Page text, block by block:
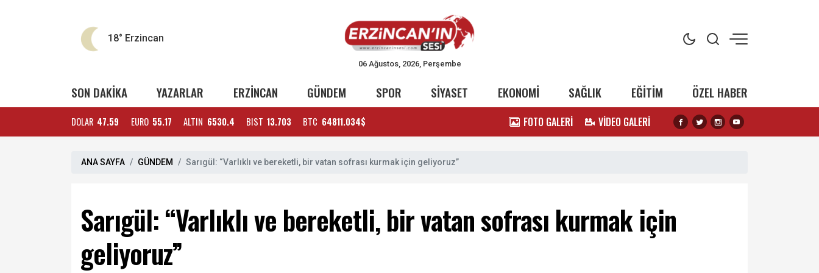
18° Erzincan
06 Ağustos, 2026, Perşembe
SON DAKİKA YAZARLAR ERZİNCAN GÜNDEM SPOR SİYASET EKONOMİ SAĞLIK EĞİTİM ÖZEL HABER
DOLAR 47.59 EURO 55.17 ALTIN 6530.4 BIST 13.703 BTC 64811.034$ FOTO GALERİ VİDEO GALERİ
ANA SAYFA GÜNDEM Sarıgül: “Varlıklı ve bereketli, bir vatan sofrası kurmak için geliyoruz”
Sarıgül: “Varlıklı ve bereketli, bir vatan sofrası kurmak için
geliyoruz”